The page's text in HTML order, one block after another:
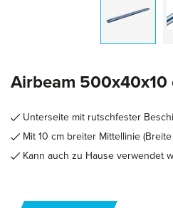
Airbeam 500x40x10
Unterseite mit rutschfester
Mit 10 cm breiter Mittellinie
Kann auch zu Hause verwendet